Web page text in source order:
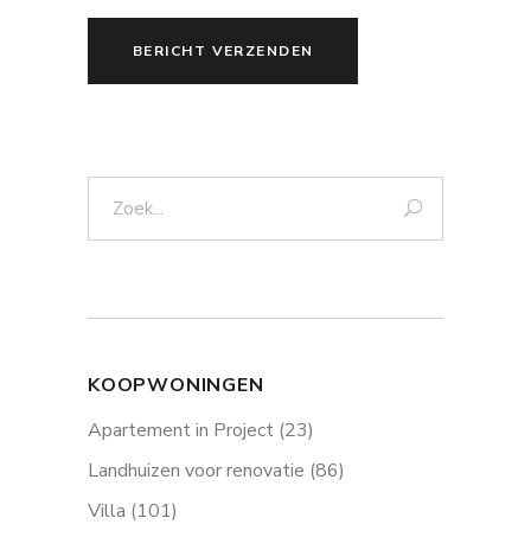
BERICHT VERZENDEN
KOOPWONINGEN
Apartement in Project (23)
Landhuizen voor renovatie (86)
Villa (101)